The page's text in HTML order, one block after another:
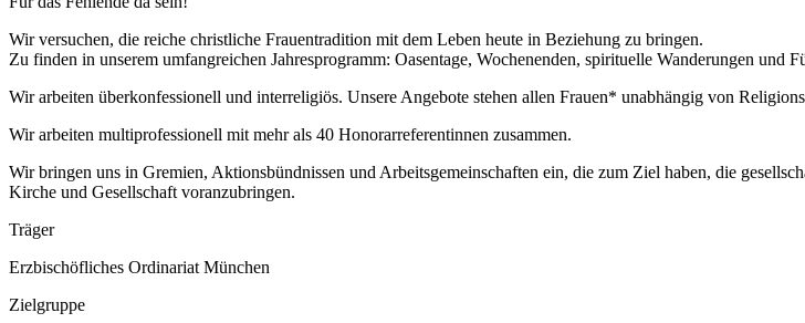
Wir versuchen, die reiche christliche Frauentradition mit dem Leben heute in Beziehung zu bringen.
Zu finden in unserem umfangreichen Jahresprogramm: Oasentage, Wochenenden, spirituelle Wanderungen und
Wir arbeiten überkonfessionell und interreligiös. Unsere Angebote stehen allen Frauen* unabhängig von
Wir arbeiten multiprofessionell mit mehr als 40 Honorarreferentinnen zusammen.
Wir bringen uns in Gremien, Aktionsbündnissen und Arbeitsgemeinschaften ein, die zum Ziel haben, die
Kirche und Gesellschaft voranzubringen.
Träger
Erzbischöfliches Ordinariat München
Zielgruppe